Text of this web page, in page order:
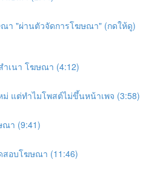
า "ผ่านตัวจัดการโฆษณา" (กดให้ดู)
ำเนา โฆษณา (4:12)
แต่ทำไมโพสต์ไม่ขึ้นหน้าเพจ (3:58)
า (9:41)
สอบโฆษณา (11:46)